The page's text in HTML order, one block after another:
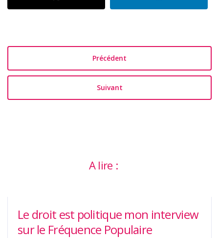
Précédent
Suivant
A lire :
Le droit est politique mon interview
sur le Fréquence Populaire